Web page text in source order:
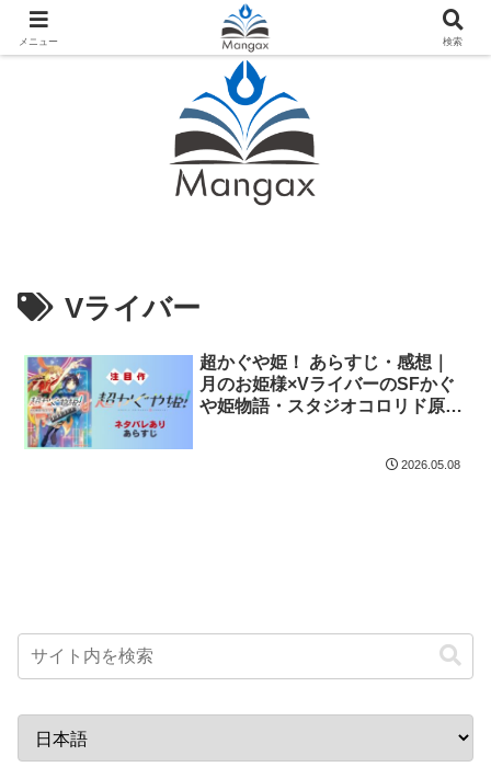
人気おすすめ漫画紹介ならMangax（マンガックス）
Vライバー
超かぐや姫！ あらすじ・感想｜
月のお姫様×VライバーのSFかぐ
や姫物語・スタジオコロリド原作
2026.05.08
メニュー 検索